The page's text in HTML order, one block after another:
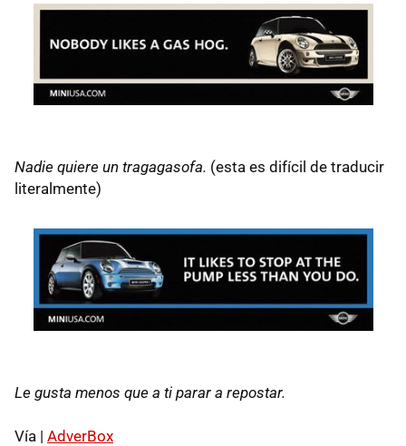
Nadie quiere un tragagasofa. (esta es difícil de traducir
literalmente)
Le gusta menos que a ti parar a repostar.
Vía | AdverBox